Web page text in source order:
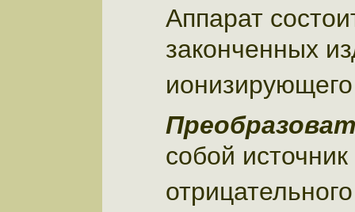
Аппарат
законченных
собой